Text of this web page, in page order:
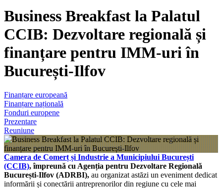
Business Breakfast la Palatul
CCIB: Dezvoltare regională și
finanțare pentru IMM-uri în
București-Ilfov
Finanțare europeană
Finanțare națională
Fonduri europene
Prezentare
Reuniune
Camera de Comerț și Industrie a Municipiului București
(CCIB), împreună cu Agenția pentru Dezvoltare Regională
București-Ilfov (ADRBI), au organizat astăzi un eveniment dedicat
informării și conectării antreprenorilor din regiune cu cele mai